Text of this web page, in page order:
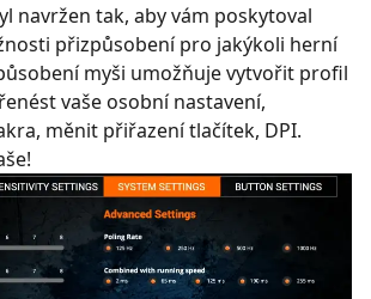
navržen tak, aby vám poskytoval
přizpůsobení pro jakýkoli herní
myši umožňuje vytvořit profil
vaše osobní nastavení,
měnit přiřazení tlačítek, DPI.